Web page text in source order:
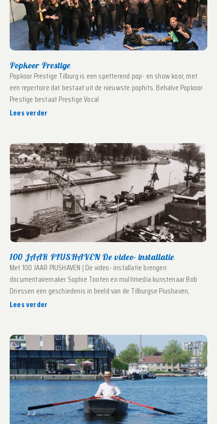
Popkoor Prestige
Popkoor Prestige Tilburg is een spetterend pop- en show koor, met
een repertoire dat bestaat uit de nieuwste pophits. Behalve Popkoor
Prestige bestaat Prestige Vocal
Lees verder
100 JAAR PIUSHAVEN De video- installatie
Met 100 JAAR PIUSHAVEN | De video- installatie brengen
documentairemaker Sophie Tooten en multimedia kunstenaar Bob
Driessen een geschiedenis in beeld van de Tilburgse Piushaven,
Lees verder